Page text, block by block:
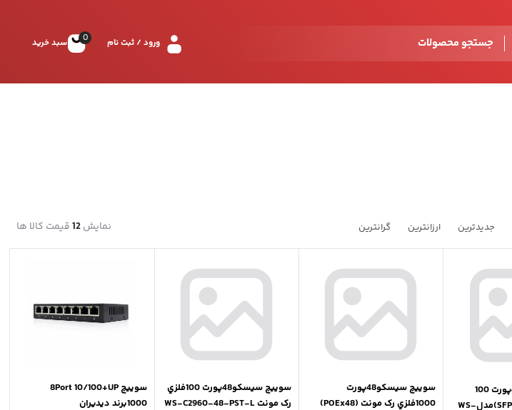
ورود / ثبت نام 0 سبد خرید
جدیدترین ارزانترین گرانترین نمایش12 قیمت کالا ها
سوييچ سيسکو 48پورت 100
فلزي(SFPx4)(POEx48)مدلWS-
سوييچ سيسکو48پورت
1000فلزي رک مونت (POEx48)
سوييچ سيسکو48پورت 100فلزي
رک مونت WS-C2960-48-PST-L
سوییچ 8Port 10/100+UP
1000برند دیدیران